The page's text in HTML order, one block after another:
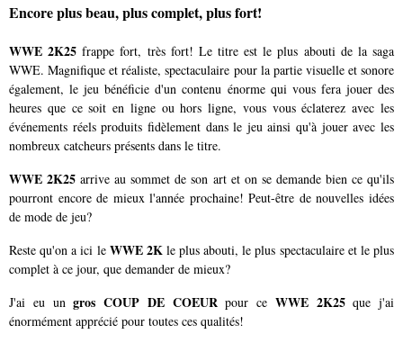
Encore plus beau, plus complet, plus fort!
WWE 2K25 frappe fort, très fort! Le titre est le plus abouti de la saga
WWE. Magnifique et réaliste, spectaculaire pour la partie visuelle et sonore
également, le jeu bénéficie d'un contenu énorme qui vous fera jouer des
heures que ce soit en ligne ou hors ligne, vous vous éclaterez avec les
événements réels produits fidèlement dans le jeu ainsi qu'à jouer avec les
nombreux catcheurs présents dans le titre.
WWE 2K25 arrive au sommet de son art et on se demande bien ce qu'ils
pourront encore de mieux l'année prochaine! Peut-être de nouvelles idées
de mode de jeu?
Reste qu'on a ici le WWE 2K le plus abouti, le plus spectaculaire et le plus
complet à ce jour, que demander de mieux?
J'ai eu ungros COUP DE COEUR pour ce WWE 2K25que j'ai
énormément apprécié pour toutes ces qualités!